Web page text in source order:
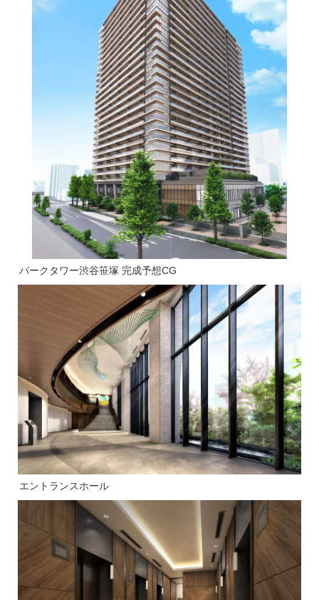
パークタワー渋谷笹塚 完成予想CG
エントランスホール